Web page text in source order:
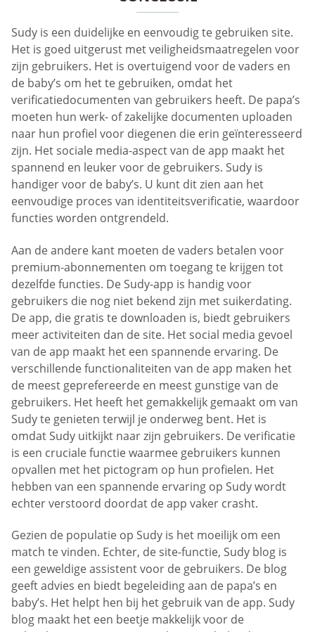
Sudy is een duidelijke en eenvoudig te gebruiken site.
Het is goed uitgerust met veiligheidsmaatregelen voor
zijn gebruikers. Het is overtuigend voor de vaders en
de baby’s om het te gebruiken, omdat het
verificatiedocumenten van gebruikers heeft. De papa’s
moeten hun werk- of zakelijke documenten uploaden
naar hun profiel voor diegenen die erin geïnteresseerd
zijn. Het sociale media-aspect van de app maakt het
spannend en leuker voor de gebruikers. Sudy is
handiger voor de baby’s. U kunt dit zien aan het
eenvoudige proces van identiteitsverificatie, waardoor
functies worden ontgrendeld.
Aan de andere kant moeten de vaders betalen voor
premium-abonnementen om toegang te krijgen tot
dezelfde functies. De Sudy-app is handig voor
gebruikers die nog niet bekend zijn met suikerdating.
De app, die gratis te downloaden is, biedt gebruikers
meer activiteiten dan de site. Het social media gevoel
van de app maakt het een spannende ervaring. De
verschillende functionaliteiten van de app maken het
de meest geprefereerde en meest gunstige van de
gebruikers. Het heeft het gemakkelijk gemaakt om van
Sudy te genieten terwijl je onderweg bent. Het is
omdat Sudy uitkijkt naar zijn gebruikers. De verificatie
is een cruciale functie waarmee gebruikers kunnen
opvallen met het pictogram op hun profielen. Het
hebben van een spannende ervaring op Sudy wordt
echter verstoord doordat de app vaker crasht.
Gezien de populatie op Sudy is het moeilijk om een
match te vinden. Echter, de site-functie, Sudy blog is
een geweldige assistent voor de gebruikers. De blog
geeft advies en biedt begeleiding aan de papa’s en
baby’s. Het helpt hen bij het gebruik van de app. Sudy
blog maakt het een beetje makkelijk voor de